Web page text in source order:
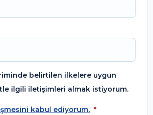
belirtilen ilkelere uygun
ilgili iletişimleri almak istiyorum.
kabul ediyorum. *